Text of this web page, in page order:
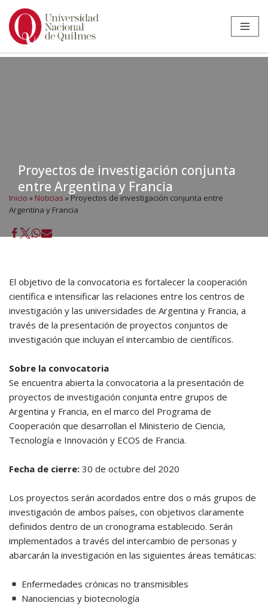
Ir
Proyectos de investigación conjunta
entre Argentina y Francia
Inicio » Noticias »Proyectos de investigación conjunta entre
Argentina y Francia
El objetivo de la convocatoria es fortalecer la cooperación
científica e intensificar las relaciones entre los centros de
investigación y las universidades de Argentina y Francia, a
través de la presentación de proyectos conjuntos de
investigación que incluyan el intercambio de científicos.
Sobre la convocatoria
Se encuentra abierta la convocatoria a la presentación de
proyectos de investigación conjunta entre grupos de
Argentina y Francia, en el marco del Programa de
Cooperación que desarrollan el Ministerio de Ciencia,
Tecnología e Innovación y ECOS de Francia.
Fecha de cierre: 30 de octubre del 2020
Los proyectos serán acordados entre dos o más grupos de
investigación de ambos países, con objetivos claramente
definidos dentro de un cronograma establecido. Serán
implementados a través del intercambio de personas y
abarcarán la investigación en las siguientes áreas temáticas:
Enfermedades crónicas no transmisibles
Nanociencias y biotecnología